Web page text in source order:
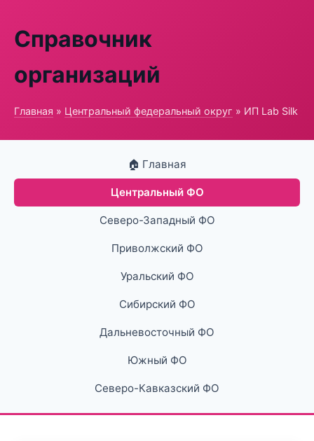
Справочник
организаций
Главная » Центральный федеральный округ » ИП Lab Silk
🏠 Главная
Центральный ФО
Северо-Западный ФО
Приволжский ФО
Уральский ФО
Сибирский ФО
Дальневосточный ФО
Южный ФО
Северо-Кавказский ФО